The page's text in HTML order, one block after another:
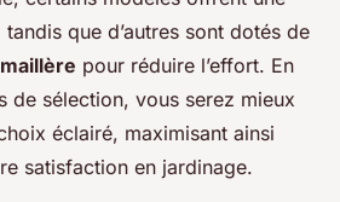
tandis que d’autres sont dotés de
pour réduire l’effort. En
de sélection, vous serez mieux
éclairé, maximisant ainsi
satisfaction en jardinage.